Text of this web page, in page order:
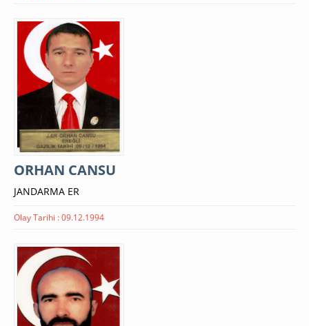
ORHAN CANSU
JANDARMA ER
Olay Tarihi : 09.12.1994